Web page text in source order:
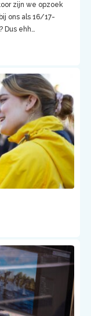
zijn we opzoek
ons als 16/17-
Dus ehh…